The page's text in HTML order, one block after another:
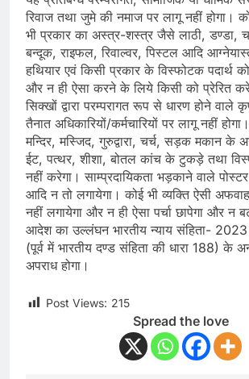
रिवाज तथा जुमे की नमाज पर लागू नहीं होगा।
भी प्रकार का अस्त्र-शस्त्र जैसे लाठी, डण्डा,
बन्दूक, राइफल, रिवाल्वर, पिस्टल आदि
हथियार एवं किसी प्रकार के विस्फोटक पदार्थ
और न ही ऐसा करने के लिये किसी को प्रेरित
सिक्खों द्वारा परम्परागत रूप से धारण होने वाले
तैनात अधिकारियों/कर्मचारियों पर लागू नहीं
मन्दिर, मस्जिद, गुरुद्वारा, चर्च, सड़क मकान के
ईट, पत्थर, शीशा, बोतल कांच के टुकड़े तथा
नहीं करेगा। साम्प्रदायिकता भड़काने वाले
आदि न तो लगायेगा। कोई भी व्यक्ति ऐसी
नहीं लगायेगा और न ही ऐसा पर्चा छापेगा और न
आदेश का उल्लंघन भारतीय न्याय संहिता-
(पूर्व में भारतीय दण्ड संहिता की धारा 188) के
अपराध होगा।
Post Views: 215
Spread the love